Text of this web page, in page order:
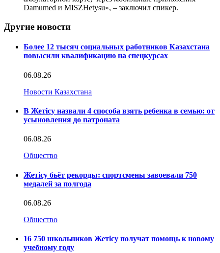
Damumed и MISZHetysu», – заключил спикер.
Другие новости
Более 12 тысяч социальных работников Казахстана
повысили квалификацию на спецкурсах
06.08.26
Новости Казахстана
В Жетісу назвали 4 способа взять ребенка в семью: от
усыновления до патроната
06.08.26
Общество
Жетісу бьёт рекорды: спортсмены завоевали 750
медалей за полгода
06.08.26
Общество
16 750 школьников Жетісу получат помощь к новому
учебному году